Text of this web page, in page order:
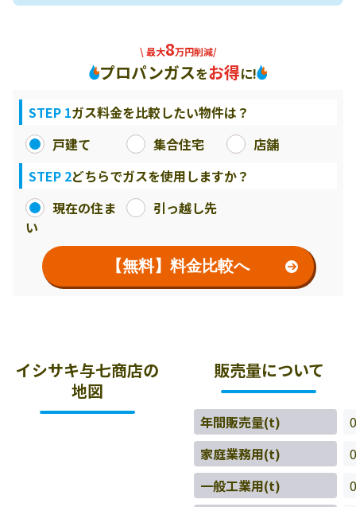
\ 最大8万円削減/
プロパンガスをお得に!
STEP 1ガス料金を比較したい物件は？
戸建て
集合住宅
店舗
STEP 2どちらでガスを使用しますか？
現在の住ま
い
引っ越し先
【無料】料金比較へ
イシサキ与七商店の
地図
販売量について
年間販売量(t)
0
家庭業務用(t)
0
一般工業用(t)
0